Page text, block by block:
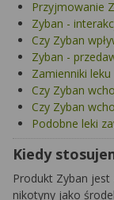
Przyjmowanie
Zyban -
Czy Zyban
Zyban -
Zamienniki leku
Czy Zyban
Czy Zyban
Podobne leki
Kiedy
Produkt Zyban jest
nikotyny jako